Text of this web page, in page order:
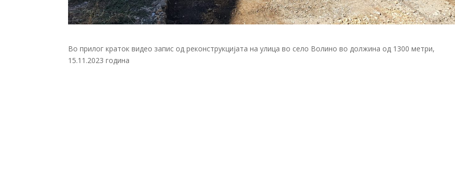
Во прилог краток видео запис од реконструкцијата на улица во село Волино во должина од 1300 метри,
15.11.2023 година